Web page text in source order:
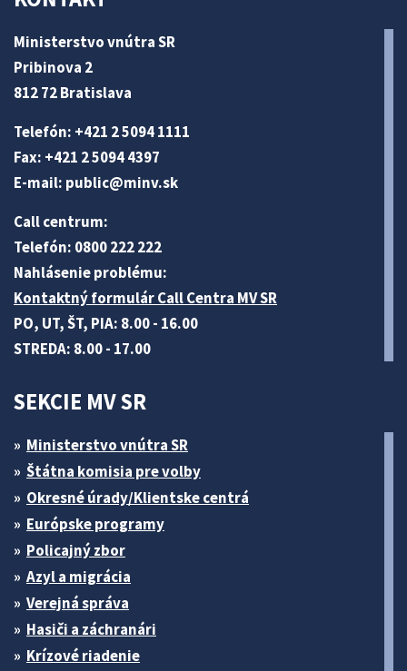
Ministerstvo vnútra SR
Pribinova 2
812 72 Bratislava
Telefón: +421 2 5094 1111
Fax: +421 2 5094 4397
E-mail: public@minv.sk
Call centrum:
Telefón: 0800 222 222
Nahlásenie problému:
Kontaktný formulár Call Centra MV SR
PO, UT, ŠT, PIA: 8.00 - 16.00
STREDA: 8.00 - 17.00
SEKCIE MV SR
Ministerstvo vnútra SR
Štátna komisia pre volby
Okresné úrady/Klientske centrá
Európske programy
Policajný zbor
Azyl a migrácia
Verejná správa
Hasiči a záchranári
Krízové riadenie